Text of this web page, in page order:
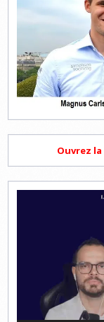
Ouvrez